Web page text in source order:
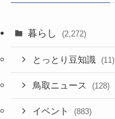
暮らし (2,272)
とっとり豆知識 (11)
鳥取ニュース (128)
イベント (883)